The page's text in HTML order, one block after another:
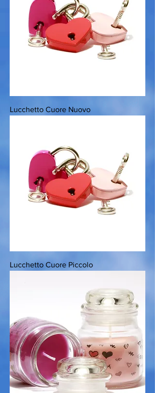
Lucchetto Cuore Nuovo
Lucchetto Cuore Piccolo